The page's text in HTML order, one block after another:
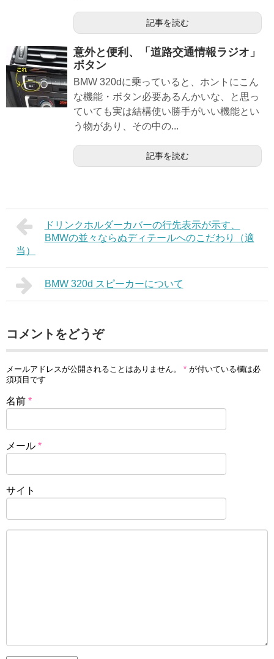
記事を読む
意外と便利、「道路交通情報ラジオ」
ボタン
BMW 320dに乗っていると、ホントにこん
な機能・ボタン必要あるんかいな、と思っ
ていても実は結構使い勝手がいい機能とい
う物があり、その中の...
記事を読む
ドリンクホルダーカバーの行先表示が示す、
BMWの並々ならぬディテールへのこだわり（適
当）
BMW 320d スピーカーについて
コメントをどうぞ
メールアドレスが公開されることはありません。 * が付いている欄は必
須項目です
名前 *
メール *
サイト